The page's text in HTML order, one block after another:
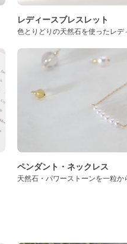
レディースブレスレット
色とりどりの天然石を使ったレデ
ペンダント・ネックレス
天然石・パワーストーンを一粒か